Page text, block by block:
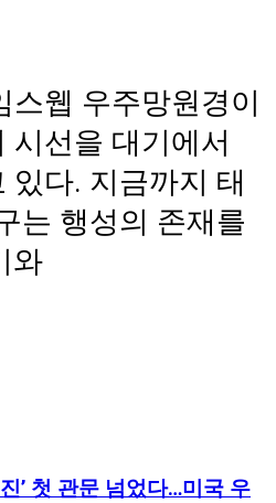
웹 우주망원경이
시선을 대기에서
있다. 지금까지 태
는 행성의 존재를
와
’ 첫 관문 넘었다…미국 우